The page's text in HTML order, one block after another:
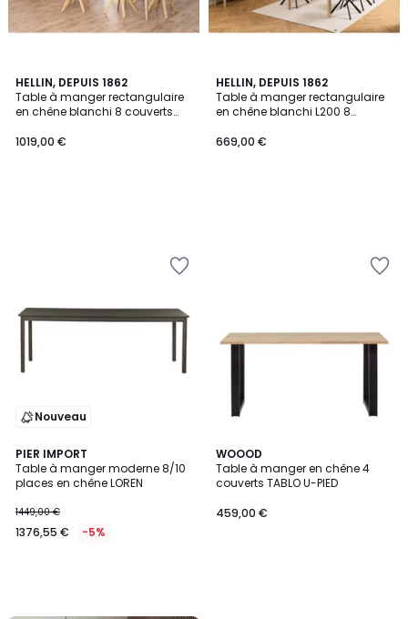
HELLIN, DEPUIS 1862
Table à manger rectangulaire
en chêne blanchi 8 couverts
1019,00 €
HELLIN, DEPUIS 1862
Table à manger rectangulaire
en chêne blanchi L200 8
669,00 €
Nouveau
PIER IMPORT
Table à manger moderne 8/10
places en chêne LOREN
1449,00 €
1376,55 € -5%
WOOOD
Table à manger en chêne 4
couverts TABLO U-PIED
459,00 €